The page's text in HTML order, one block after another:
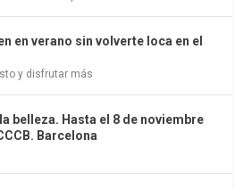
en verano sin volverte loca en el
y disfrutar más
belleza. Hasta el 8 de noviembre
Barcelona